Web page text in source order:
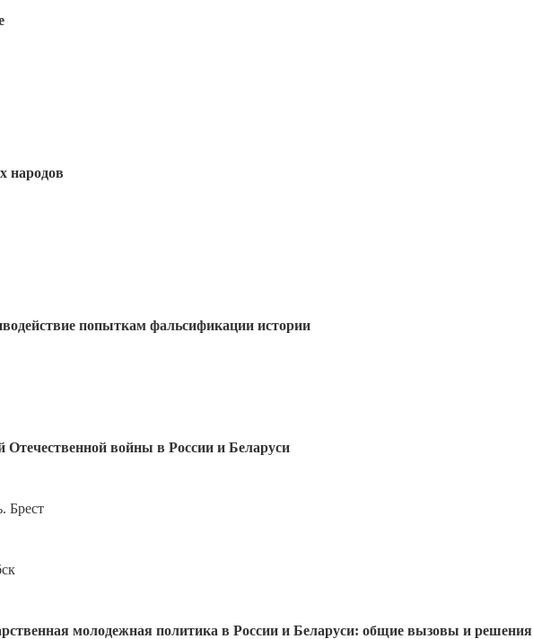
народов
попыткам фальсификации истории
войны в России и Беларуси
Брест
молодежная политика в России и Беларуси: общие вызовы и решения